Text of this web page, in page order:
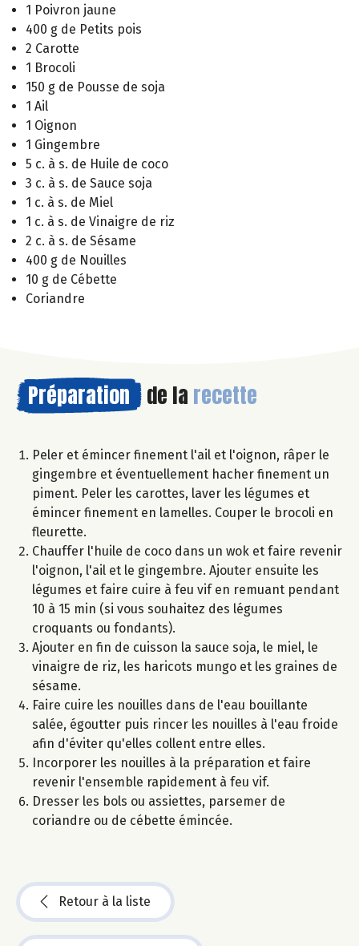
1 Poivron jaune
400 g de Petits pois
2 Carotte
1 Brocoli
150 g de Pousse de soja
1 Ail
1 Oignon
1 Gingembre
5 c. à s. de Huile de coco
3 c. à s. de Sauce soja
1 c. à s. de Miel
1 c. à s. de Vinaigre de riz
2 c. à s. de Sésame
400 g de Nouilles
10 g de Cébette
Coriandre
Préparation de la recette
Peler et émincer finement l'ail et l'oignon, râper le
gingembre et éventuellement hacher finement un
piment. Peler les carottes, laver les légumes et
émincer finement en lamelles. Couper le brocoli en
fleurette.
Chauffer l'huile de coco dans un wok et faire revenir
l'oignon, l'ail et le gingembre. Ajouter ensuite les
légumes et faire cuire à feu vif en remuant pendant
10 à 15 min (si vous souhaitez des légumes
croquants ou fondants).
Ajouter en fin de cuisson la sauce soja, le miel, le
vinaigre de riz, les haricots mungo et les graines de
sésame.
Faire cuire les nouilles dans de l'eau bouillante
salée, égoutter puis rincer les nouilles à l'eau froide
afin d'éviter qu'elles collent entre elles.
Incorporer les nouilles à la préparation et faire
revenir l'ensemble rapidement à feu vif.
Dresser les bols ou assiettes, parsemer de
coriandre ou de cébette émincée.
Retour à la liste